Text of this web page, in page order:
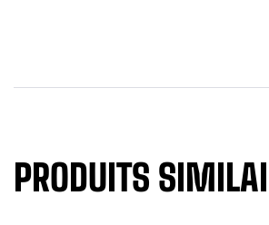
PRODUITS